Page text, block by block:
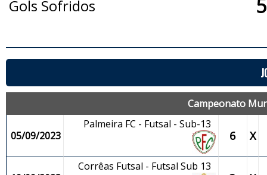
Gols Sofridos
Campeonato
05/09/2023
Palmeira FC - Futsal - Sub-13
6 X
Corrêas Futsal - Futsal Sub 13